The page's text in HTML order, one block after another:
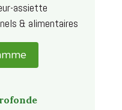
assiette
& alimentaires